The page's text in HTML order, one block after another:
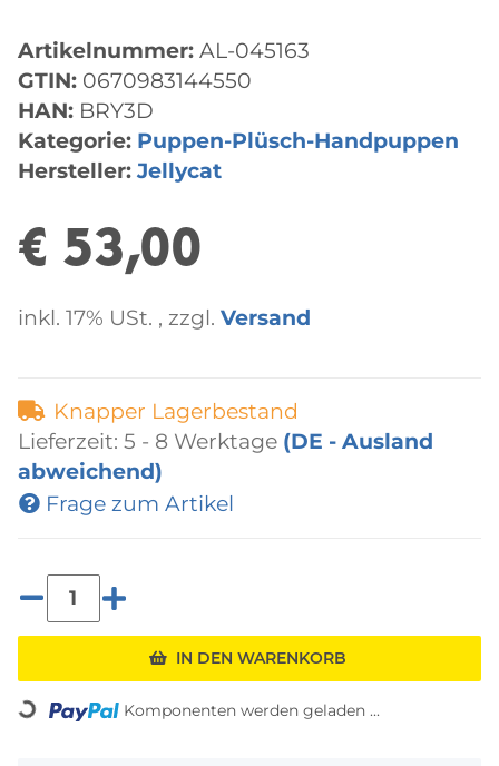
Artikelnummer: AL-045163
GTIN: 0670983144550
HAN: BRY3D
Kategorie: Puppen-Plüsch-Handpuppen
Hersteller: Jellycat
€ 53,00
inkl. 17% USt. , zzgl. Versand
Knapper Lagerbestand
Lieferzeit: 5 - 8 Werktage (DE - Ausland
abweichend)
Frage zum Artikel
IN DEN WARENKORB
Loading... Komponenten werden geladen ...